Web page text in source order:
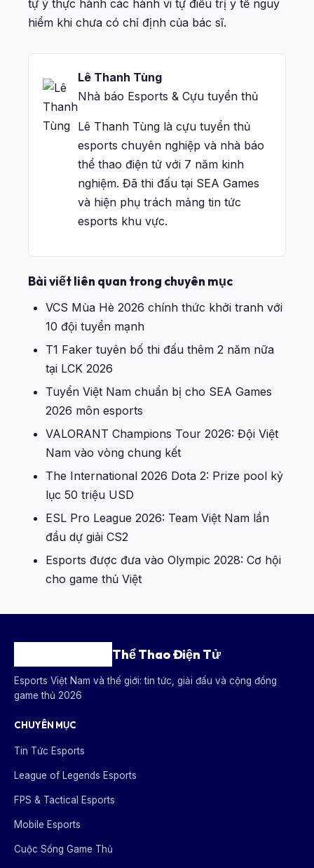
tự ý thực hành các hành vi tự điều trị y tế nguy
hiểm khi chưa có chỉ định của bác sĩ.
Lê Thanh Tùng
Nhà báo Esports & Cựu tuyển thủ
Lê Thanh Tùng là cựu tuyển thủ
esports chuyên nghiệp và nhà báo
thể thao điện tử với 7 năm kinh
nghiệm. Đã thi đấu tại SEA Games
và hiện phụ trách mảng tin tức
esports khu vực.
Bài viết liên quan trong chuyên mục
VCS Mùa Hè 2026 chính thức khởi tranh với
10 đội tuyển mạnh
T1 Faker tuyên bố thi đấu thêm 2 năm nữa
tại LCK 2026
Tuyển Việt Nam chuẩn bị cho SEA Games
2026 môn esports
VALORANT Champions Tour 2026: Đội Việt
Nam vào vòng chung kết
The International 2026 Dota 2: Prize pool kỷ
lục 50 triệu USD
ESL Pro League 2026: Team Việt Nam lần
đầu dự giải CS2
Esports được đưa vào Olympic 2028: Cơ hội
cho game thủ Việt
Thể Thao Điện Tử
Esports Việt Nam và thế giới: tin tức, giải đấu và cộng đồng
game thủ 2026
CHUYÊN MỤC
Tin Tức Esports
League of Legends Esports
FPS & Tactical Esports
Mobile Esports
Cuộc Sống Game Thủ